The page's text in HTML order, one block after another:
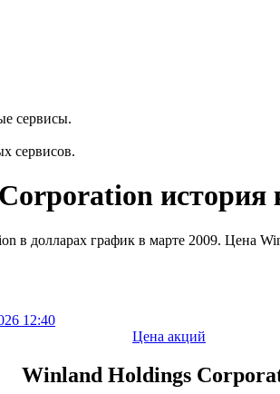
сервисы.
сервисов.
история
в долларах график в марте 2009. Цена
12:40
Цена акций
Winland Holdings